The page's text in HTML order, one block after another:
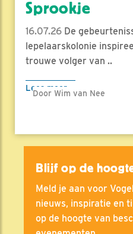
Sprookje
16.07.26 De
lepelaarskolonie
trouwe volger van ..
Lees meer
Door Wim van Nee
Blijf op de
Meld je aan voor
nieuws, inspiratie en
op de hoogte van